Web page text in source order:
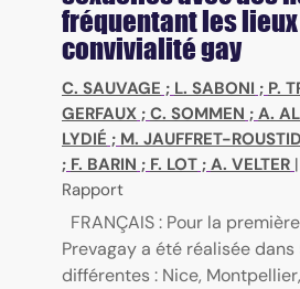
fréquentant les
convivialité gay
C. SAUVAGE ; L. SABONI ; P.
GERFAUX ; C. SOMMEN ; A.
LYDIÉ ; M. JAUFFRET-
; F. BARIN ; F. LOT ; A. VELTER |
Rapport
FRANÇAIS : Pour la
Prevagay a été réalisée
différentes : Nice,